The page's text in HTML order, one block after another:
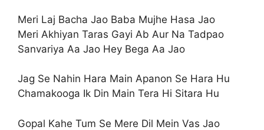
Meri Laj Bacha Jao Baba Mujhe Hasa Jao
Meri Akhiyan Taras Gayi Ab Aur Na Tadpao
Sanvariya Aa Jao Hey Bega Aa Jao
Jag Se Nahin Hara Main Apanon Se Hara Hu
Chamakooga Ik Din Main Tera Hi Sitara Hu
Gopal Kahe Tum Se Mere Dil Mein Vas Jao